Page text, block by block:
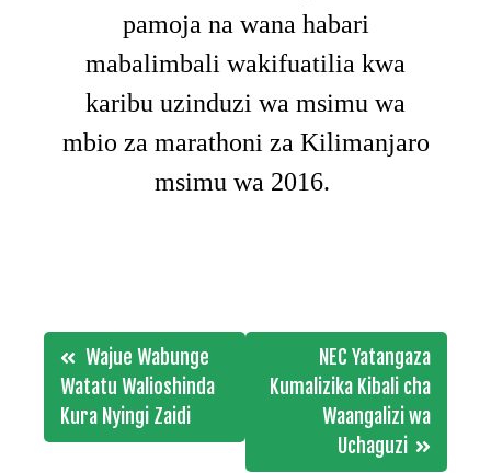
pamoja na wana habari
mabalimbali wakifuatilia kwa
karibu uzinduzi wa msimu wa
mbio za marathoni za Kilimanjaro
msimu wa 2016.
Post
navigation
Wajue Wabunge
Watatu Walioshinda
Kura Nyingi Zaidi
NEC Yatangaza
Kumalizika Kibali cha
Waangalizi wa
Uchaguzi